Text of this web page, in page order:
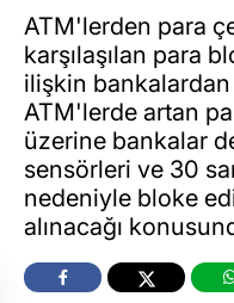
ATM'lerden para
karşılaşılan para
ilişkin bankalardan
ATM'lerde artan
üzerine bankalar
sensörleri ve 30
nedeniyle bloke
alınacağı